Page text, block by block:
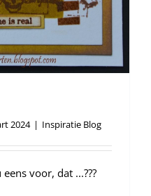
2024 | Inspiratie Blog
voor, dat ...???